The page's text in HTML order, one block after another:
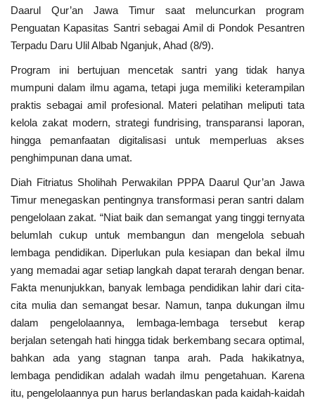
Daarul Qur’an Jawa Timur saat meluncurkan program
Penguatan Kapasitas Santri sebagai Amil di Pondok Pesantren
Terpadu Daru Ulil Albab Nganjuk, Ahad (8/9).
Program ini bertujuan mencetak santri yang tidak hanya
mumpuni dalam ilmu agama, tetapi juga memiliki keterampilan
praktis sebagai amil profesional. Materi pelatihan meliputi tata
kelola zakat modern, strategi fundrising, transparansi laporan,
hingga pemanfaatan digitalisasi untuk memperluas akses
penghimpunan dana umat.
Diah Fitriatus Sholihah Perwakilan PPPA Daarul Qur’an Jawa
Timur menegaskan pentingnya transformasi peran santri dalam
pengelolaan zakat. “Niat baik dan semangat yang tinggi ternyata
belumlah cukup untuk membangun dan mengelola sebuah
lembaga pendidikan. Diperlukan pula kesiapan dan bekal ilmu
yang memadai agar setiap langkah dapat terarah dengan benar.
Fakta menunjukkan, banyak lembaga pendidikan lahir dari cita-
cita mulia dan semangat besar. Namun, tanpa dukungan ilmu
dalam pengelolaannya, lembaga-lembaga tersebut kerap
berjalan setengah hati hingga tidak berkembang secara optimal,
bahkan ada yang stagnan tanpa arah. Pada hakikatnya,
lembaga pendidikan adalah wadah ilmu pengetahuan. Karena
itu, pengelolaannya pun harus berlandaskan pada kaidah-kaidah